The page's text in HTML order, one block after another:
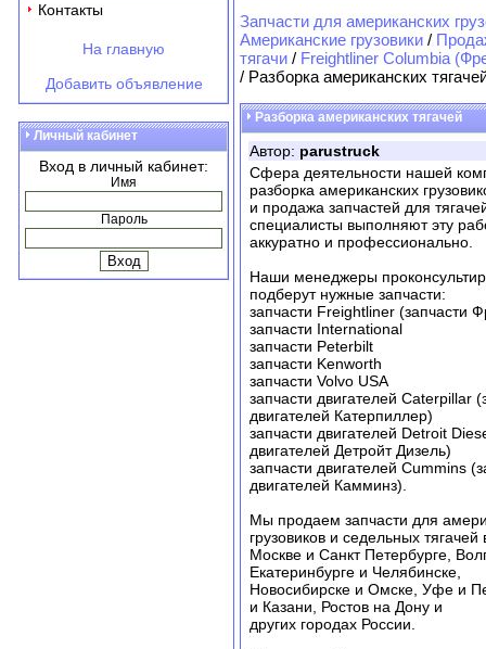
Контакты
На главную
Добавить объявление
Личный кабинет
Вход в личный кабинет:
Имя
Пароль
Запчасти для американских
Американские грузовики /
тягачи / Freightliner Columbia
/ Разборка американских
Разборка американских тягачей
Автор: parustruck
Сфера деятельности нашей
разборка американских
и продажа запчастей для
специалисты выполняют эту
аккуратно и профессионально.
Наши менеджеры
подберут нужные запчасти:
запчасти Freightliner (запчасти
запчасти International
запчасти Peterbilt
запчасти Kenworth
запчасти Volvo USA
запчасти двигателей Caterpillar
двигателей Катерпиллер)
запчасти двигателей Detroit
двигателей Детройт Дизель)
запчасти двигателей Cummins
двигателей Камминз).
Мы продаем запчасти для
грузовиков и седельных тягачей
Москве и Санкт Петербурге,
Екатеринбурге и Челябинске,
Новосибирске и Омске, Уфе и
и Казани, Ростов на Дону и
других городах России.